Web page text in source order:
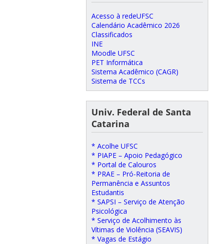
Acesso à redeUFSC
Calendário Acadêmico 2026
Classificados
INE
Moodle UFSC
PET Informática
Sistema Acadêmico (CAGR)
Sistema de TCCs
Univ. Federal de Santa
Catarina
* Acolhe UFSC
* PIAPE – Apoio Pedagógico
* Portal de Calouros
* PRAE – Pró-Reitoria de
Permanência e Assuntos
Estudantis
* SAPSI – Serviço de Atenção
Psicológica
* Serviço de Acolhimento às
Vítimas de Violência (SEAVIS)
* Vagas de Estágio